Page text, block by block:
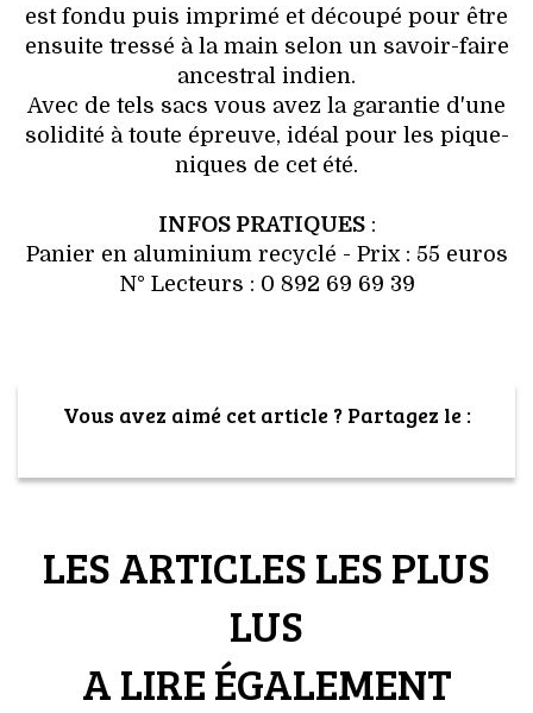
est fondu puis imprimé et découpé pour être
ensuite tressé à la main selon un savoir-faire
ancestral indien.
Avec de tels sacs vous avez la garantie d'une
solidité à toute épreuve, idéal pour les pique-
niques de cet été.
INFOS PRATIQUES:
Panier en aluminium recyclé - Prix : 55 euros
N° Lecteurs : 0 892 69 69 39
Vous avez aimé cet article ? Partagez le :
LES ARTICLES LES PLUS
LUS
A LIRE ÉGALEMENT